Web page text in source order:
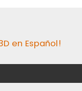
en Español!